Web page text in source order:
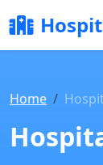
Home